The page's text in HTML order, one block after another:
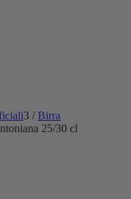
3 / Birra
25/30 cl